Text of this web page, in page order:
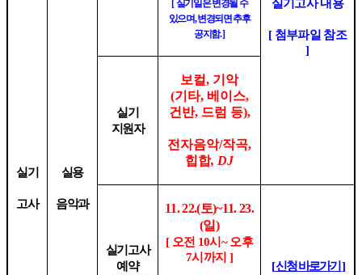
실기
고사
실용
음악과
[실기일은 변경될 수
있으며, 변경되면 추후
공지함.]
실기고사 내용
[ 첨부파일 참조
]
실기
지원자
보컬, 기악
(기타, 베이스,
건반, 드럼 등),
전자음악/작곡,
힙합, DJ
실기고사
예약
11. 22.(토)~11. 23.
(일)
[ 오전 10시 ~ 오후
7시까지 ]
[신청 바로가기 ]